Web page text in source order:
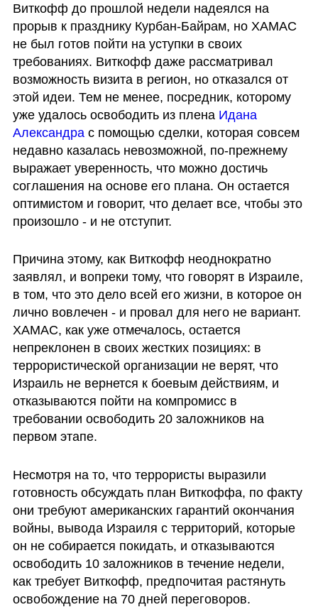
Виткофф до прошлой недели надеялся на
прорыв к празднику Курбан-Байрам, но ХАМАС
не был готов пойти на уступки в своих
требованиях. Виткофф даже рассматривал
возможность визита в регион, но отказался от
этой идеи. Тем не менее, посредник, которому
уже удалось освободить из плена Идана
Александра с помощью сделки, которая совсем
недавно казалась невозможной, по-прежнему
выражает уверенность, что можно достичь
соглашения на основе его плана. Он остается
оптимистом и говорит, что делает все, чтобы это
произошло - и не отступит.
Причина этому, как Виткофф неоднократно
заявлял, и вопреки тому, что говорят в Израиле,
в том, что это дело всей его жизни, в которое он
лично вовлечен - и провал для него не вариант.
ХАМАС, как уже отмечалось, остается
непреклонен в своих жестких позициях: в
террористической организации не верят, что
Израиль не вернется к боевым действиям, и
отказываются пойти на компромисс в
требовании освободить 20 заложников на
первом этапе.
Несмотря на то, что террористы выразили
готовность обсуждать план Виткоффа, по факту
они требуют американских гарантий окончания
войны, вывода Израиля с территорий, которые
он не собирается покидать, и отказываются
освободить 10 заложников в течение недели,
как требует Виткофф, предпочитая растянуть
освобождение на 70 дней переговоров.